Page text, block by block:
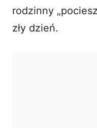
rodzinny
zły dzień.